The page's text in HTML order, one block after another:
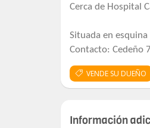
Cerca de Hospital
Situada en esquina
Contacto: Cedeño
VENDE SU DUEÑO
Información